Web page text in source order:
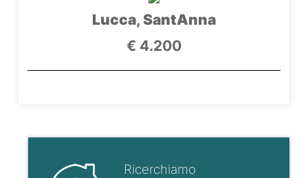
Lucca, SantAnna
€ 4.200
Ricerchiamo